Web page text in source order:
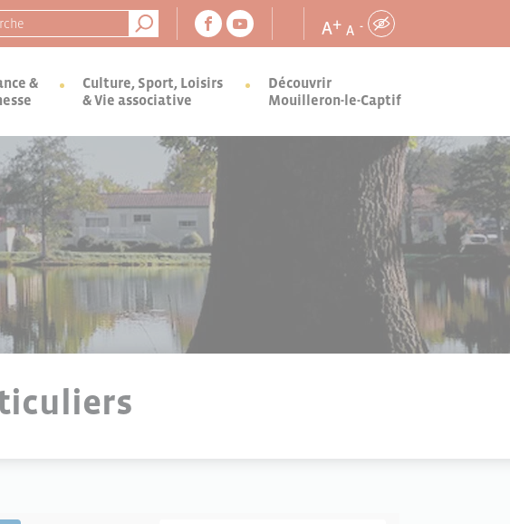
pour : A+ A -
&
Culture, Sport, Loisirs
& Vie associative
Découvrir
Mouilleron-le-Captif